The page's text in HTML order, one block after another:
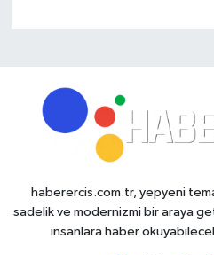
haberercis.com.tr, yepyeni
sadelik ve modernizmi bir araya
insanlara haber